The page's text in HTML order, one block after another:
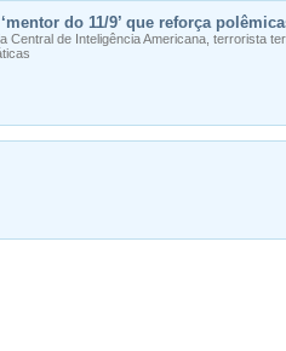
do 11/9’ que reforça
Central de Inteligência Americana, terrorista